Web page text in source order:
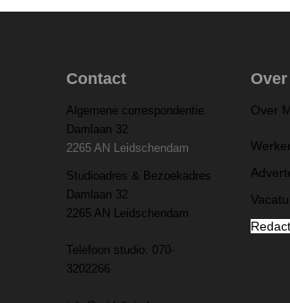
Contact
Algemene correspondentie
Damlaan 32
2265 AN Leidschendam
Studioadres & Bezoekadres
Damlaan 32
2265 AN Leidschendam
Telefoon studio: 070-
3202266
Over